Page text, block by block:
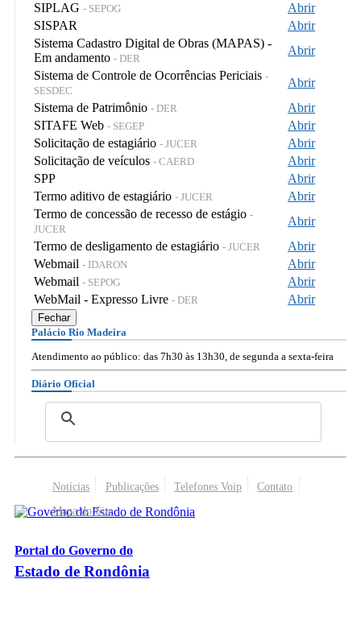
SIPLAG - SEPOG
Abrir
SISPAR
Abrir
Sistema Cadastro Digital de Obras (MAPAS) -
Em andamento - DER
Abrir
Sistema de Controle de Ocorrências Periciais -
SESDEC
Abrir
Sistema de Patrimônio - DER
Abrir
SITAFE Web - SEGEP
Abrir
Solicitação de estagiário - JUCER
Abrir
Solicitação de veículos - CAERD
Abrir
SPP
Abrir
Termo aditivo de estagiário - JUCER
Abrir
Termo de concessão de recesso de estágio -
JUCER
Abrir
Termo de desligamento de estagiário - JUCER
Abrir
Webmail - IDARON
Abrir
Webmail - SEPOG
Abrir
WebMail - Expresso Livre - DER Abrir
Fechar
Palácio Rio Madeira
Atendimento ao público: das 7h30 às 13h30, de segunda a sexta-feira
Diário Oficial
Notícias Publicações Telefones Voip
Contato
Mapa do Site
Portal do Governo do
Estado de Rondônia